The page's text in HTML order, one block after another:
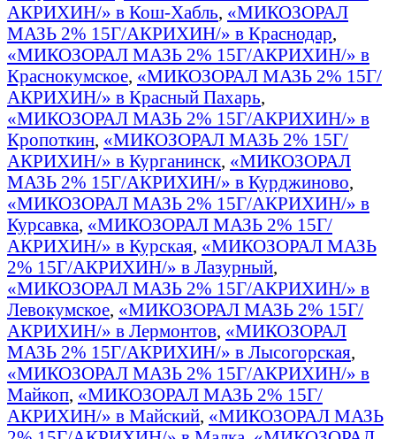
АКРИХИН/» в Кош-Хабль, «МИКОЗОРАЛ
МАЗЬ 2% 15Г/АКРИХИН/» в Краснодар,
«МИКОЗОРАЛ МАЗЬ 2% 15Г/АКРИХИН/» в
Краснокумское, «МИКОЗОРАЛ МАЗЬ 2% 15Г/
АКРИХИН/» в Красный Пахарь,
«МИКОЗОРАЛ МАЗЬ 2% 15Г/АКРИХИН/» в
Кропоткин, «МИКОЗОРАЛ МАЗЬ 2% 15Г/
АКРИХИН/» в Курганинск, «МИКОЗОРАЛ
МАЗЬ 2% 15Г/АКРИХИН/» в Курджиново,
«МИКОЗОРАЛ МАЗЬ 2% 15Г/АКРИХИН/» в
Курсавка, «МИКОЗОРАЛ МАЗЬ 2% 15Г/
АКРИХИН/» в Курская, «МИКОЗОРАЛ МАЗЬ
2% 15Г/АКРИХИН/» в Лазурный,
«МИКОЗОРАЛ МАЗЬ 2% 15Г/АКРИХИН/» в
Левокумское, «МИКОЗОРАЛ МАЗЬ 2% 15Г/
АКРИХИН/» в Лермонтов, «МИКОЗОРАЛ
МАЗЬ 2% 15Г/АКРИХИН/» в Лысогорская,
«МИКОЗОРАЛ МАЗЬ 2% 15Г/АКРИХИН/» в
Майкоп, «МИКОЗОРАЛ МАЗЬ 2% 15Г/
АКРИХИН/» в Майский, «МИКОЗОРАЛ МАЗЬ